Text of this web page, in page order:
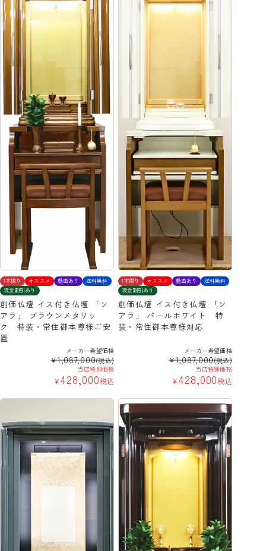
1本限り オススメ 動画あり
送料無料
現金割引あり
創価仏壇 イス付き仏壇 「ソ
アラ」 ブラウンメタリッ
ク 特装・常住御本尊様ご安
置
メーカー希望価格
¥1,087,000(税込)
当店特別価格
¥428,000税込
1本限り オススメ 動画あり
送料無料
現金割引あり
創価仏壇 イス付き仏壇 「ソ
アラ」 パールホワイト 特
装・常住御本尊様対応
メーカー希望価格
¥1,087,000(税込)
当店特別価格
¥428,000税込